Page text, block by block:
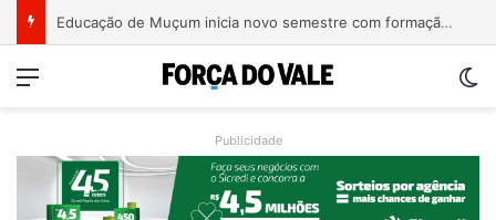
EGR recebe projeto de reconstrução da ponte entre Encantado e Muçum e vai iniciar a contratação da obra
Menu
Publicidade